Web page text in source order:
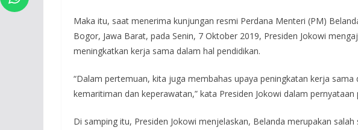
Maka itu, saat menerima kunjungan resmi Perdana Menteri (PM)
Bogor, Jawa Barat, pada Senin, 7 Oktober 2019, Presiden Jokowi
meningkatkan kerja sama dalam hal pendidikan.
“Dalam pertemuan, kita juga membahas upaya peningkatan kerja
kemaritiman dan keperawatan,” kata Presiden Jokowi dalam pernyataan
Di samping itu, Presiden Jokowi menjelaskan, Belanda merupakan